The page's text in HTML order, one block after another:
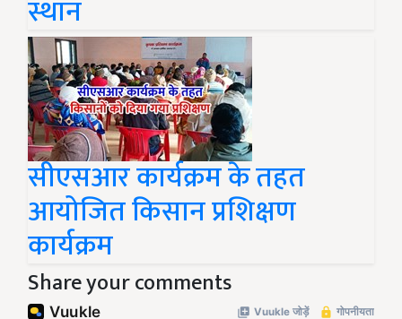
स्थान
सीएसआर कार्यक्रम के तहत
आयोजित किसान प्रशिक्षण
कार्यक्रम
Share your comments